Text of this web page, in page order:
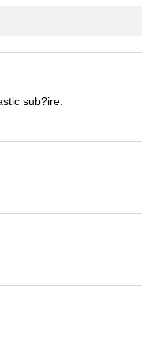
sub?ire.